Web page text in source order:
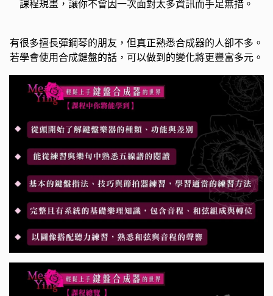
課程規畫，讓你不會因一次面對太多資訊而手足無措。
有很多擅長彈鋼琴的朋友，但真正熟悉合成器的人卻不多。
若學會使用合成鍵盤的話，可以做到的變化將更豐富多元。